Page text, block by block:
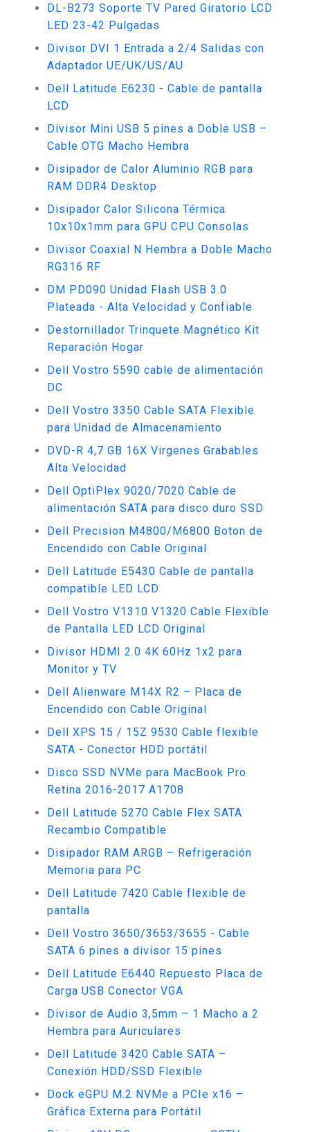
DL-B273 Soporte TV Pared Giratorio LCD
LED 23-42 Pulgadas
Divisor DVI 1 Entrada a 2/4 Salidas con
Adaptador UE/UK/US/AU
Dell Latitude E6230 - Cable de pantalla
LCD
Divisor Mini USB 5 pines a Doble USB –
Cable OTG Macho Hembra
Disipador de Calor Aluminio RGB para
RAM DDR4 Desktop
Disipador Calor Silicona Térmica
10x10x1mm para GPU CPU Consolas
Divisor Coaxial N Hembra a Doble Macho
RG316 RF
DM PD090 Unidad Flash USB 3.0
Plateada - Alta Velocidad y Confiable
Destornillador Trinquete Magnético Kit
Reparación Hogar
Dell Vostro 5590 cable de alimentación
DC
Dell Vostro 3350 Cable SATA Flexible
para Unidad de Almacenamiento
DVD-R 4,7 GB 16X Virgenes Grabables
Alta Velocidad
Dell OptiPlex 9020/7020 Cable de
alimentación SATA para disco duro SSD
Dell Precision M4800/M6800 Boton de
Encendido con Cable Original
Dell Latitude E5430 Cable de pantalla
compatible LED LCD
Dell Vostro V1310 V1320 Cable Flexible
de Pantalla LED LCD Original
Divisor HDMI 2.0 4K 60Hz 1x2 para
Monitor y TV
Dell Alienware M14X R2 – Placa de
Encendido con Cable Original
Dell XPS 15 / 15Z 9530 Cable flexible
SATA - Conector HDD portátil
Disco SSD NVMe para MacBook Pro
Retina 2016-2017 A1708
Dell Latitude 5270 Cable Flex SATA
Recambio Compatible
Disipador RAM ARGB – Refrigeración
Memoria para PC
Dell Latitude 7420 Cable flexible de
pantalla
Dell Vostro 3650/3653/3655 - Cable
SATA 6 pines a divisor 15 pines
Dell Latitude E6440 Repuesto Placa de
Carga USB Conector VGA
Divisor de Audio 3,5mm – 1 Macho a 2
Hembra para Auriculares
Dell Latitude 3420 Cable SATA –
Conexión HDD/SSD Flexible
Dock eGPU M.2 NVMe a PCIe x16 –
Gráfica Externa para Portátil